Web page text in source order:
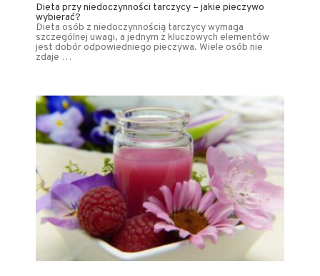
Dieta przy niedoczynności tarczycy – jakie pieczywo
wybierać?
Dieta osób z niedoczynnością tarczycy wymaga
szczególnej uwagi, a jednym z kluczowych elementów
jest dobór odpowiedniego pieczywa. Wiele osób nie
zdaje …